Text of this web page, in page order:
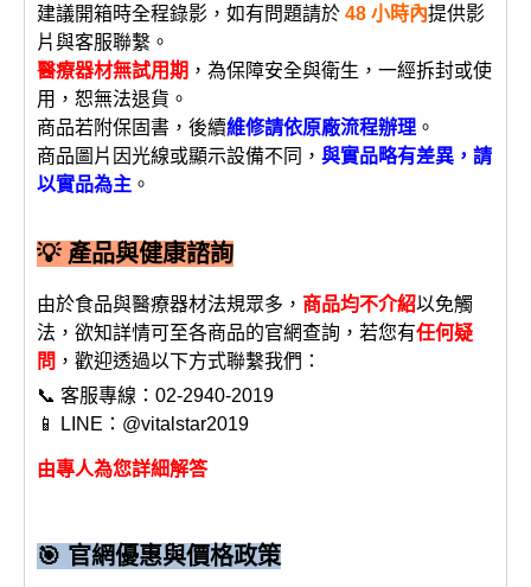
建議開箱時全程錄影，如有問題請於 48 小時內提供影
片與客服聯繫。
醫療器材無試用期 ，為保障安全與衛生，一經拆封或使
用，恕無法退貨。
商品若附保固書，後續維修請依原廠流程辦理 。
商品圖片因光線或顯示設備不同， 與實品略有差異，請
以實品為主 。
💡 產品與健康諮詢
由於食品與醫療器材法規眾多， 商品均不介紹以免觸
法，欲知詳情可至各商品的官網查詢，若您有任何疑
問 ，歡迎透過以下方式聯繫我們：
📞 客服專線：02-2940-2019
📱 LINE：@vitalstar2019
由專人為您詳細解答
🎯 官網優惠與價格政策